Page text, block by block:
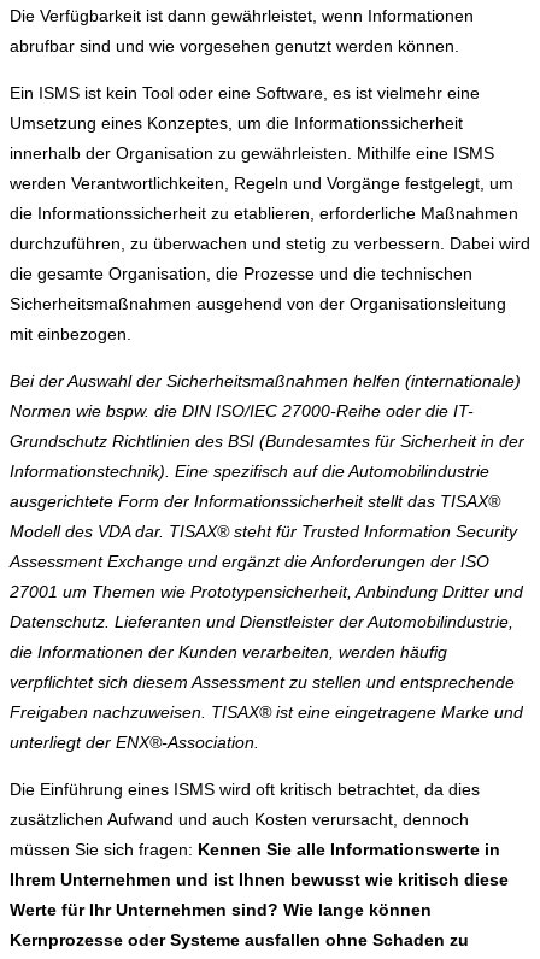
Die Verfügbarkeit ist dann gewährleistet, wenn Informationen
abrufbar sind und wie vorgesehen genutzt werden können.
Ein ISMS ist kein Tool oder eine Software, es ist vielmehr eine
Umsetzung eines Konzeptes, um die Informationssicherheit
innerhalb der Organisation zu gewährleisten. Mithilfe eine ISMS
werden Verantwortlichkeiten, Regeln und Vorgänge festgelegt, um
die Informationssicherheit zu etablieren, erforderliche Maßnahmen
durchzuführen, zu überwachen und stetig zu verbessern. Dabei wird
die gesamte Organisation, die Prozesse und die technischen
Sicherheitsmaßnahmen ausgehend von der Organisationsleitung
mit einbezogen.
Bei der Auswahl der Sicherheitsmaßnahmen helfen (internationale)
Normen wie bspw. die DIN ISO/IEC 27000-Reihe oder die IT-
Grundschutz Richtlinien des BSI (Bundesamtes für Sicherheit in der
Informationstechnik). Eine spezifisch auf die Automobilindustrie
ausgerichtete Form der Informationssicherheit stellt das TISAX®
Modell des VDA dar. TISAX® steht für Trusted Information Security
Assessment Exchange und ergänzt die Anforderungen der ISO
27001 um Themen wie Prototypensicherheit, Anbindung Dritter und
Datenschutz. Lieferanten und Dienstleister der Automobilindustrie,
die Informationen der Kunden verarbeiten, werden häufig
verpflichtet sich diesem Assessment zu stellen und entsprechende
Freigaben nachzuweisen. TISAX® ist eine eingetragene Marke und
unterliegt der ENX®-Association.
Die Einführung eines ISMS wird oft kritisch betrachtet, da dies
zusätzlichen Aufwand und auch Kosten verursacht, dennoch
müssen Sie sich fragen: Kennen Sie alle Informationswerte in
Ihrem Unternehmen und ist Ihnen bewusst wie kritisch diese
Werte für Ihr Unternehmen sind? Wie lange können
Kernprozesse oder Systeme ausfallen ohne Schaden zu